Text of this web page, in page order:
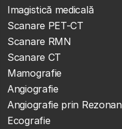
Imagistică medicală
Scanare PET-CT
Scanare RMN
Scanare CT
Mamografie
Angiografie
Angiografie prin
Ecografie